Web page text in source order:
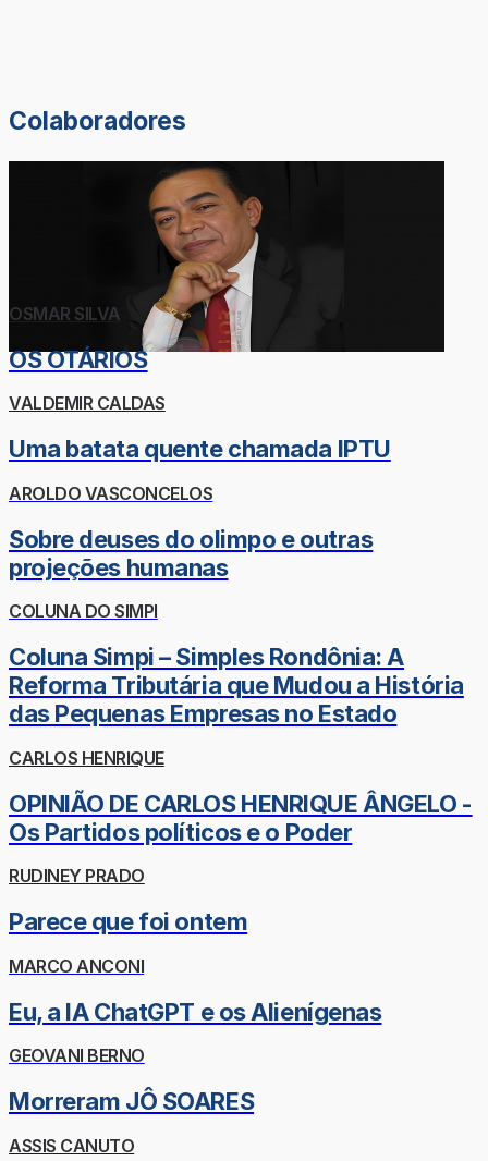
Colaboradores
OSMAR SILVA
OS OTÁRIOS
VALDEMIR CALDAS
Uma batata quente chamada IPTU
AROLDO VASCONCELOS
Sobre deuses do olimpo e outras
projeções humanas
COLUNA DO SIMPI
Coluna Simpi – Simples Rondônia: A
Reforma Tributária que Mudou a História
das Pequenas Empresas no Estado
CARLOS HENRIQUE
OPINIÃO DE CARLOS HENRIQUE ÂNGELO -
Os Partidos políticos e o Poder
RUDINEY PRADO
Parece que foi ontem
MARCO ANCONI
Eu, a IA ChatGPT e os Alienígenas
GEOVANI BERNO
Morreram JÔ SOARES
ASSIS CANUTO